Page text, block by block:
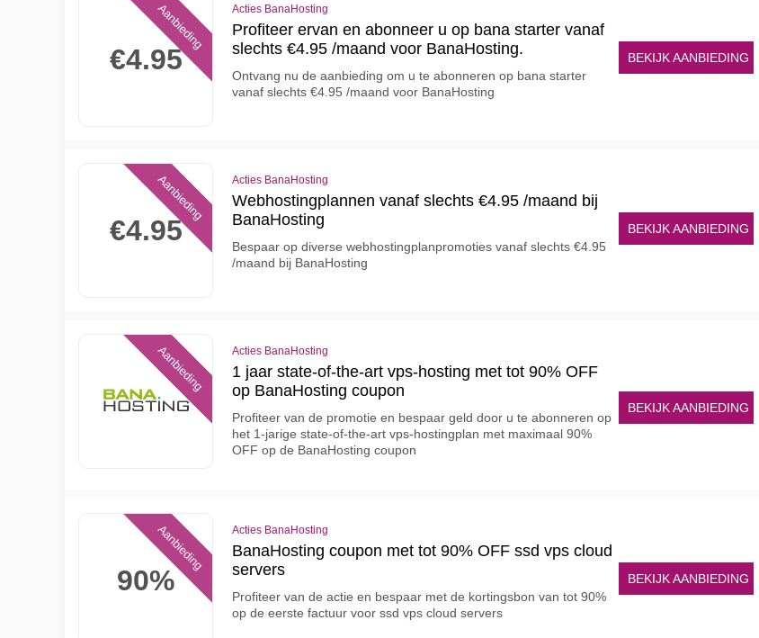
€4.95
Aanbieding Acties BanaHosting
Profiteer ervan en abonneer u op bana starter vanaf
slechts €4.95 /maand voor BanaHosting.
Ontvang nu de aanbieding om u te abonneren op bana starter
vanaf slechts €4.95 /maand voor BanaHosting
BEKIJK AANBIEDING
€4.95
Aanbieding Acties BanaHosting
Webhostingplannen vanaf slechts €4.95 /maand bij
BanaHosting
Bespaar op diverse webhostingplanpromoties vanaf slechts €4.95
/maand bij BanaHosting
BEKIJK AANBIEDING
Aanbieding Acties BanaHosting
1 jaar state-of-the-art vps-hosting met tot 90% OFF
op BanaHosting coupon
Profiteer van de promotie en bespaar geld door u te abonneren op
het 1-jarige state-of-the-art vps-hostingplan met maximaal 90%
OFF op de BanaHosting coupon
BEKIJK AANBIEDING
90%
Aanbieding Acties BanaHosting
BanaHosting coupon met tot 90% OFF ssd vps cloud
servers
Profiteer van de actie en bespaar met de kortingsbon van tot 90%
op de eerste factuur voor ssd vps cloud servers
BEKIJK AANBIEDING